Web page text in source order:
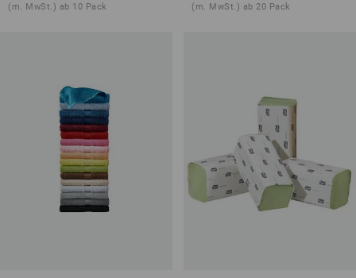
(m. MwSt.) ab 10 Pack (m. MwSt.) ab 20 Pack